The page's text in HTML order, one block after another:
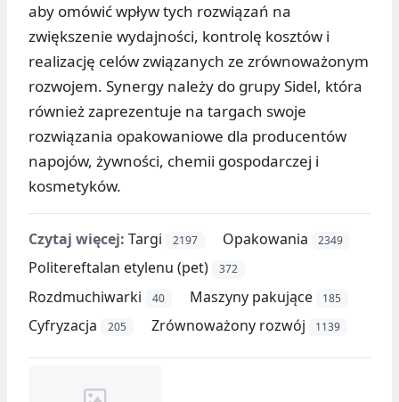
aby omówić wpływ tych rozwiązań na
zwiększenie wydajności, kontrolę kosztów i
realizację celów związanych ze zrównoważonym
rozwojem. Synergy należy do grupy Sidel, która
również zaprezentuje na targach swoje
rozwiązania opakowaniowe dla producentów
napojów, żywności, chemii gospodarczej i
kosmetyków.
Czytaj więcej: Targi 2197 Opakowania 2349
Politereftalan etylenu (pet) 372
Rozdmuchiwarki 40 Maszyny pakujące 185
Cyfryzacja 205 Zrównoważony rozwój 1139